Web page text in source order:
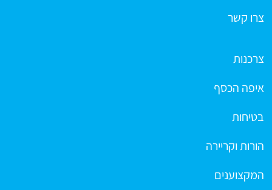
צרו קשר
צרכנות
איפה הכסף
בטיחות
הורות וקריירה
המקצוענים